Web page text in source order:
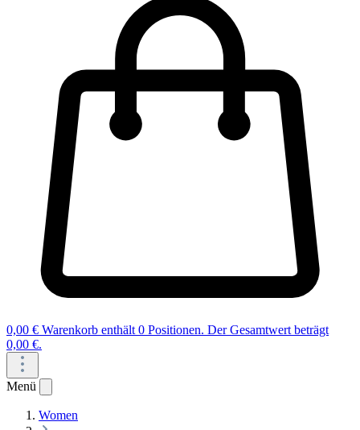
0,00 € Warenkorb enthält 0 Positionen. Der Gesamtwert beträgt
0,00 €.
Menü
Women